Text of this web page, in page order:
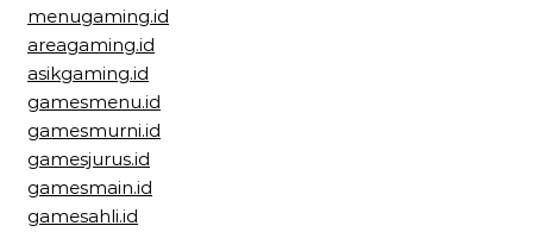
menugaming.id
areagaming.id
asikgaming.id
gamesmenu.id
gamesmurni.id
gamesjurus.id
gamesmain.id
gamesahli.id